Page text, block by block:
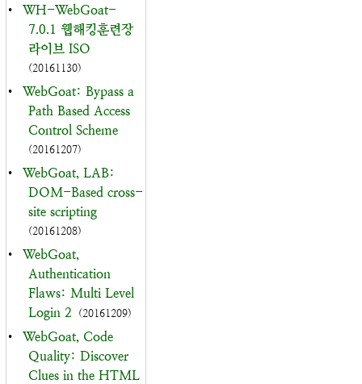
•
WH-WebGoat-
7.0.1 웹해킹훈련장
라이브 ISO
(20161130)
•
WebGoat: Bypass a
Path Based Access
Control Scheme
(20161207)
•
WebGoat, LAB:
DOM-Based cross-
site scripting
(20161208)
•
WebGoat,
Authentication
Flaws: Multi Level
Login 2
(20161209)
•
WebGoat, Code
Quality: Discover
Clues in the HTML